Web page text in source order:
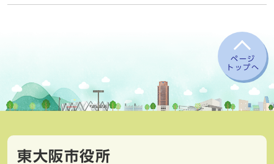
ページ
トップへ
東大阪市役所